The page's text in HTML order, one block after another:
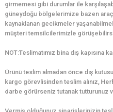
girmemesi gibi durumlar ile
güneydoğu bölgelerimize bazen
kaynaklanan gecikmeler
müşteri temsilcilerimizle
NOT:Teslimatımız bina dış kapısına
Ürünü teslim almadan önce dış
kargo görevlisinden teslim alınız,
darbe görürseniz tutanak tutturunuz